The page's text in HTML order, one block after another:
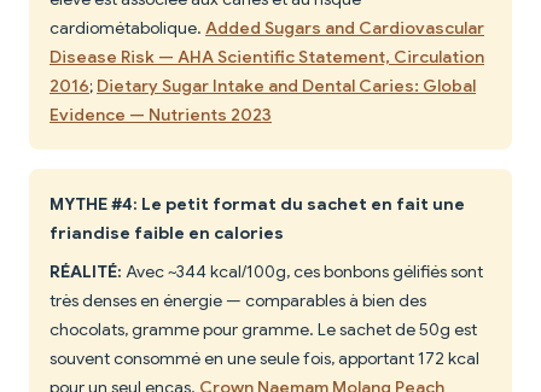
cardiométabolique. Added Sugars and Cardiovascular
Disease Risk — AHA Scientific Statement, Circulation
2016; Dietary Sugar Intake and Dental Caries: Global
Evidence — Nutrients 2023
MYTHE #4: Le petit format du sachet en fait une
friandise faible en calories
RÉALITÉ: Avec ~344 kcal/100g, ces bonbons gélifiés sont
très denses en énergie — comparables à bien des
chocolats, gramme pour gramme. Le sachet de 50g est
souvent consommé en une seule fois, apportant 172 kcal
pour un seul encas. Crown Naemam Molang Peach